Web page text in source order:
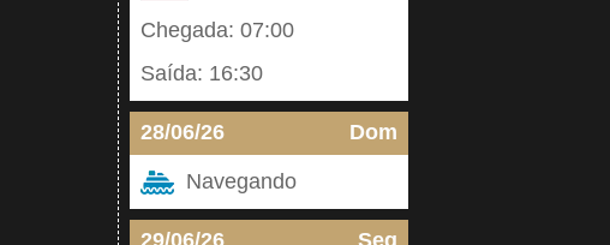
Chegada: 07:00
Saída: 16:30
28/06/26 Dom
Navegando
29/06/26 Seg